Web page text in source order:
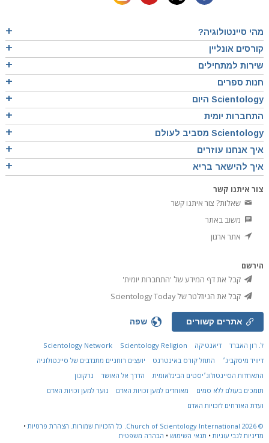
מהי סיינטולוגיה?
קורסים אונליין
שירות למתחילים
חנות ספרים
Scientology היום
התחברות יומית
Scientology מסביב לעולם
איך אנחנו עוזרים
איך להישאר בריא
צור איתנו קשר
שאלות? צור איתנו קשר
משוב באתר
אתר ארגון
הירשם
קבל את דף המידע של 'התחברות יומית'
קבל את הניוזלטר של Scientology Today
אתרים קשורים שפה
ל. רון האברד דיאנטיקה Scientology Network
Scientology Religion
דיוויד מיסקביג׳
התחל קורס באינטרנט
יועצים רוחניים מתנדבים של סיינטולוגיה
התאחדות הסיינטולוג׳יסטים הבינלאומית
הדרך אל האושר
נרקונון
תומכים בעולם ללא סמים
מאוחדים למען זכויות האדם
נוער למען זכויות האדם
ועדת האזרחים לזכויות האדם
© 2026
Church of Scientology International. כל הזכויות שמורות. הצהרת פרטיות •
מדיניות לגבי עוגיות • תנאי השימוש • הבהרה משפטית